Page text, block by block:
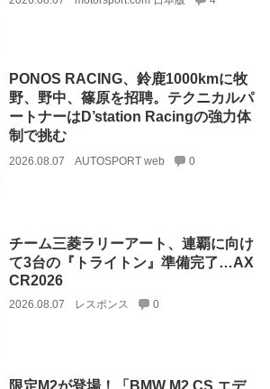
PONOS RACING、鈴鹿1000kmに牧
野、野中、篠原を招聘。テクニカルパ
ートナーはD’station Racingの強力体
制で挑む
2026.08.07 AUTOSPORT web 0
チーム三菱ラリーアート、連覇に向け
て3台の『トライトン』準備完了…AX
CR2026
2026.08.07 レスポンス 0